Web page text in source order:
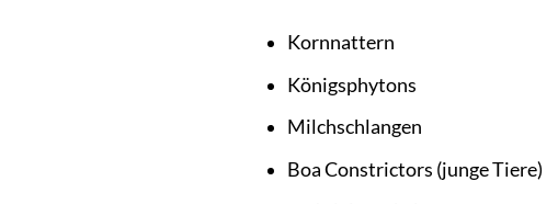
Kornnattern
Königsphytons
Milchschlangen
Boa Constrictors (junge Tiere)